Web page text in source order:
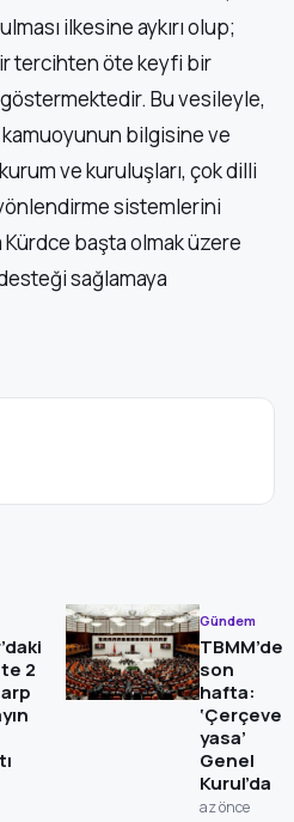
ilkesine aykırı olup;
tercihten öte keyfi bir
göstermektedir. Bu vesileyle,
bilgisine ve
ve kuruluşları, çok dilli
sistemlerini
Kürdce başta olmak üzere
sağlamaya
2
Gündem
TBMM’de
son
hafta:
‘Çerçeve
yasa’
Genel
Kurul’da
az önce